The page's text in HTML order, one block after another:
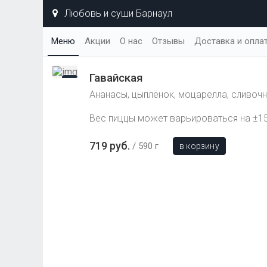
Любовь и суши Барнаул
Меню Акции О нас Отзывы Доставка и
Гавайская
Ананасы, цыплёнок, моцарелла,
Вес пиццы может варьироваться на
719 руб. 590 г в корзину